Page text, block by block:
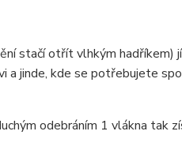
stačí otřít vlhkým hadříkem)
a jinde, kde se potřebujete
odebráním 1 vlákna tak